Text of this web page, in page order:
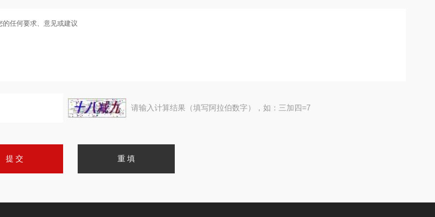
请输入计算结果（填写阿拉伯数字），如：三加四=7